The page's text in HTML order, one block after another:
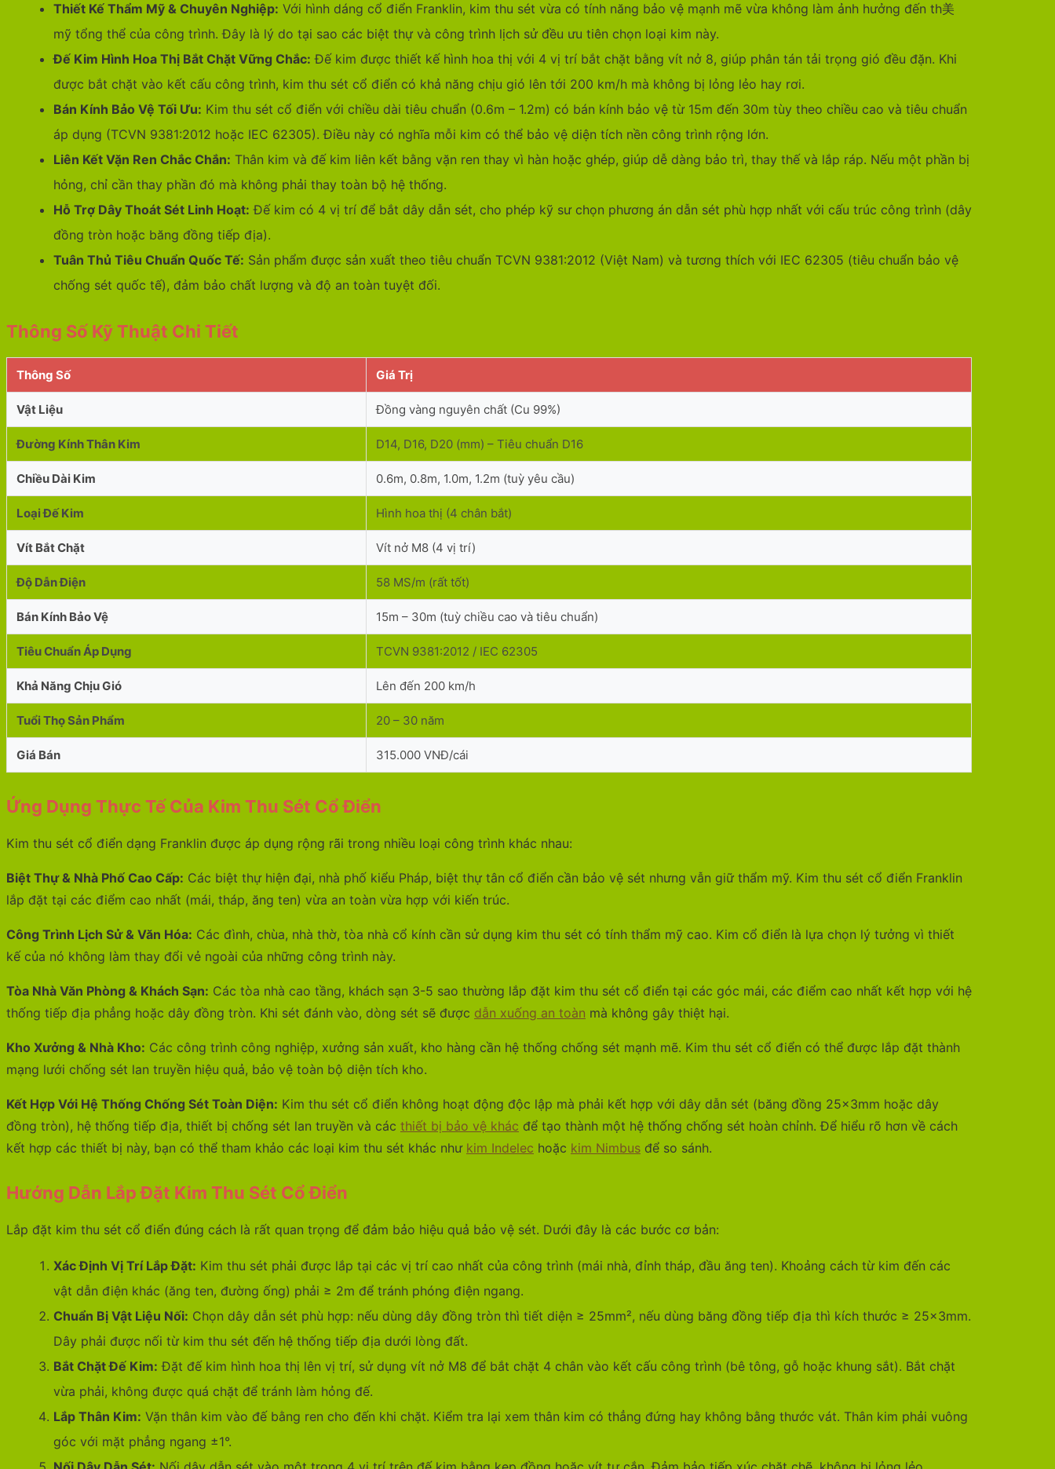
Thiết Kế Thẩm Mỹ & Chuyên Nghiệp: Với hình dáng cổ điển Franklin, kim thu sét vừa có tính năng bảo vệ mạnh mẽ vừa không làm ảnh hưởng đến th美
mỹ tổng thể của công trình. Đây là lý do tại sao các biệt thự và công trình lịch sử đều ưu tiên chọn loại kim này.
Đế Kim Hình Hoa Thị Bắt Chặt Vững Chắc: Đế kim được thiết kế hình hoa thị với 4 vị trí bắt chặt bằng vít nở 8, giúp phân tán tải trọng gió đều đặn. Khi
được bắt chặt vào kết cấu công trình, kim thu sét cổ điển có khả năng chịu gió lên tới 200 km/h mà không bị lỏng lẻo hay rơi.
Bán Kính Bảo Vệ Tối Ưu: Kim thu sét cổ điển với chiều dài tiêu chuẩn (0.6m – 1.2m) có bán kính bảo vệ từ 15m đến 30m tùy theo chiều cao và tiêu chuẩn
áp dụng (TCVN 9381:2012 hoặc IEC 62305). Điều này có nghĩa mỗi kim có thể bảo vệ diện tích nền công trình rộng lớn.
Liên Kết Vặn Ren Chắc Chắn: Thân kim và đế kim liên kết bằng vặn ren thay vì hàn hoặc ghép, giúp dễ dàng bảo trì, thay thế và lắp ráp. Nếu một phần bị
hỏng, chỉ cần thay phần đó mà không phải thay toàn bộ hệ thống.
Hỗ Trợ Dây Thoát Sét Linh Hoạt: Đế kim có 4 vị trí để bắt dây dẫn sét, cho phép kỹ sư chọn phương án dẫn sét phù hợp nhất với cấu trúc công trình (dây
đồng tròn hoặc băng đồng tiếp địa).
Tuân Thủ Tiêu Chuẩn Quốc Tế: Sản phẩm được sản xuất theo tiêu chuẩn TCVN 9381:2012 (Việt Nam) và tương thích với IEC 62305 (tiêu chuẩn bảo vệ
chống sét quốc tế), đảm bảo chất lượng và độ an toàn tuyệt đối.
Thông Số Kỹ Thuật Chi Tiết
Thông Số Giá Trị
Vật Liệu Đồng vàng nguyên chất (Cu 99%)
Đường Kính Thân Kim D14, D16, D20 (mm) – Tiêu chuẩn D16
Chiều Dài Kim 0.6m, 0.8m, 1.0m, 1.2m (tuỳ yêu cầu)
Loại Đế Kim Hình hoa thị (4 chân bắt)
Vít Bắt Chặt Vít nở M8 (4 vị trí)
Độ Dẫn Điện 58 MS/m (rất tốt)
Bán Kính Bảo Vệ 15m – 30m (tuỳ chiều cao và tiêu chuẩn)
Tiêu Chuẩn Áp Dụng TCVN 9381:2012 / IEC 62305
Khả Năng Chịu Gió Lên đến 200 km/h
Tuổi Thọ Sản Phẩm 20 – 30 năm
Giá Bán 315.000 VNĐ/cái
Ứng Dụng Thực Tế Của Kim Thu Sét Cổ Điển
Kim thu sét cổ điển dạng Franklin được áp dụng rộng rãi trong nhiều loại công trình khác nhau:
Biệt Thự & Nhà Phố Cao Cấp: Các biệt thự hiện đại, nhà phố kiểu Pháp, biệt thự tân cổ điển cần bảo vệ sét nhưng vẫn giữ thẩm mỹ. Kim thu sét cổ điển Franklin
lắp đặt tại các điểm cao nhất (mái, tháp, ăng ten) vừa an toàn vừa hợp với kiến trúc.
Công Trình Lịch Sử & Văn Hóa: Các đình, chùa, nhà thờ, tòa nhà cổ kính cần sử dụng kim thu sét có tính thẩm mỹ cao. Kim cổ điển là lựa chọn lý tưởng vì thiết
kế của nó không làm thay đổi vẻ ngoài của những công trình này.
Tòa Nhà Văn Phòng & Khách Sạn: Các tòa nhà cao tầng, khách sạn 3-5 sao thường lắp đặt kim thu sét cổ điển tại các góc mái, các điểm cao nhất kết hợp với hệ
thống tiếp địa phẳng hoặc dây đồng tròn. Khi sét đánh vào, dòng sét sẽ được dẫn xuống an toàn mà không gây thiệt hại.
Kho Xưởng & Nhà Kho: Các công trình công nghiệp, xưởng sản xuất, kho hàng cần hệ thống chống sét mạnh mẽ. Kim thu sét cổ điển có thể được lắp đặt thành
mạng lưới chống sét lan truyền hiệu quả, bảo vệ toàn bộ diện tích kho.
Kết Hợp Với Hệ Thống Chống Sét Toàn Diện: Kim thu sét cổ điển không hoạt động độc lập mà phải kết hợp với dây dẫn sét (băng đồng 25x3mm hoặc dây
đồng tròn), hệ thống tiếp địa, thiết bị chống sét lan truyền và các thiết bị bảo vệ khác để tạo thành một hệ thống chống sét hoàn chỉnh. Để hiểu rõ hơn về cách
kết hợp các thiết bị này, bạn có thể tham khảo các loại kim thu sét khác như kim Indelec hoặc kim Nimbus để so sánh.
Hướng Dẫn Lắp Đặt Kim Thu Sét Cổ Điển
Lắp đặt kim thu sét cổ điển đúng cách là rất quan trọng để đảm bảo hiệu quả bảo vệ sét. Dưới đây là các bước cơ bản:
Xác Định Vị Trí Lắp Đặt: Kim thu sét phải được lắp tại các vị trí cao nhất của công trình (mái nhà, đỉnh tháp, đầu ăng ten). Khoảng cách từ kim đến các
vật dẫn điện khác (ăng ten, đường ống) phải ≥ 2m để tránh phóng điện ngang.
Chuẩn Bị Vật Liệu Nối: Chọn dây dẫn sét phù hợp: nếu dùng dây đồng tròn thì tiết diện ≥ 25mm², nếu dùng băng đồng tiếp địa thì kích thước ≥ 25x3mm.
Dây phải được nối từ kim thu sét đến hệ thống tiếp địa dưới lòng đất.
Bắt Chặt Đế Kim: Đặt đế kim hình hoa thị lên vị trí, sử dụng vít nở M8 để bắt chặt 4 chân vào kết cấu công trình (bê tông, gỗ hoặc khung sắt). Bắt chặt
vừa phải, không được quá chặt để tránh làm hỏng đế.
Lắp Thân Kim: Vặn thân kim vào đế bằng ren cho đến khi chặt. Kiểm tra lại xem thân kim có thẳng đứng hay không bằng thước vát. Thân kim phải vuông
góc với mặt phẳng ngang ±1°.